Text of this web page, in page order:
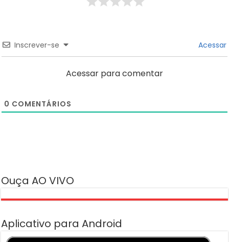
Inscrever-se Acessar
Acessar para comentar
0 COMENTÁRIOS
Ouça AO VIVO
Aplicativo para Android